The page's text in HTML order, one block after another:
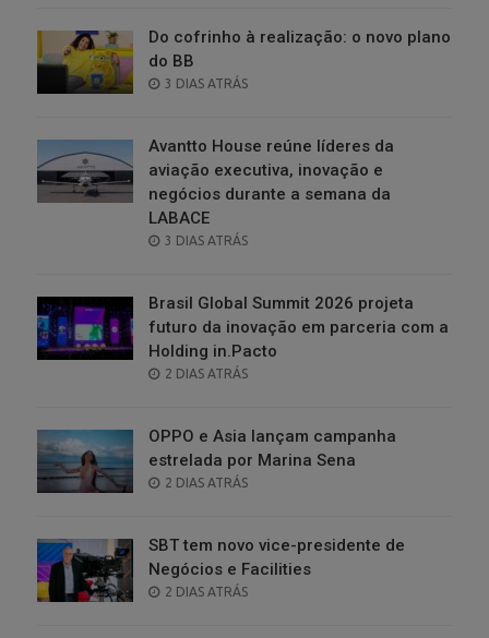
Do cofrinho à realização: o novo plano
do BB
POSTED
3 DIAS ATRÁS
Avantto House reúne líderes da
aviação executiva, inovação e
negócios durante a semana da
LABACE
POSTED
3 DIAS ATRÁS
Brasil Global Summit 2026 projeta
futuro da inovação em parceria com a
Holding in.Pacto
POSTED
2 DIAS ATRÁS
OPPO e Asia lançam campanha
estrelada por Marina Sena
POSTED
2 DIAS ATRÁS
SBT tem novo vice-presidente de
Negócios e Facilities
POSTED
2 DIAS ATRÁS